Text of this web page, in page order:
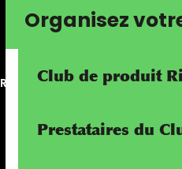
Organisez
Club de produit
Prestataires du
RivierALP